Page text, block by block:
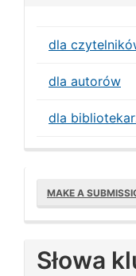
dla
dla autorów
dla
Make
a
MAKE A
Słowa